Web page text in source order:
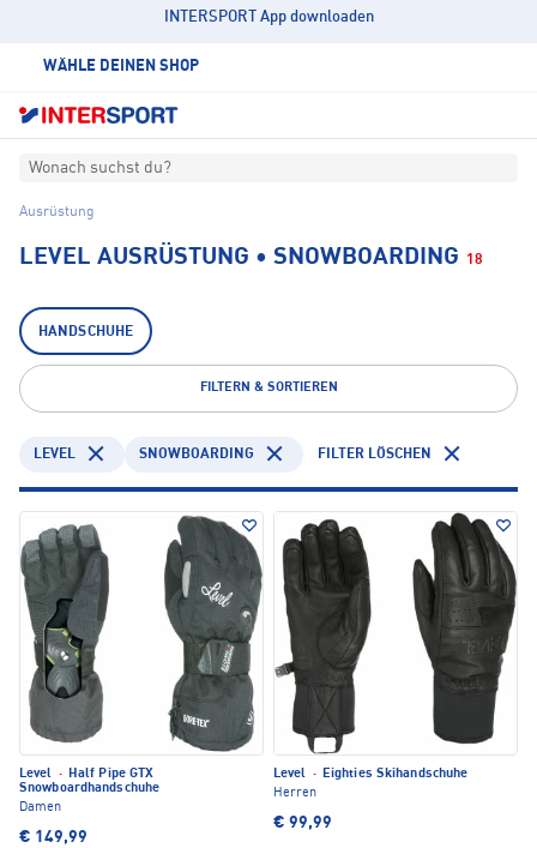
INTERSPORT App downloaden
WÄHLE DEINEN SHOP
Wonach suchst du?
Ausrüstung
LEVEL AUSRÜSTUNG • SNOWBOARDING 18
HANDSCHUHE
FILTERN & SORTIEREN
LEVEL SNOWBOARDING FILTER LÖSCHEN
Level ·
Half Pipe GTX
Snowboardhandschuhe
Damen
€ 149,99
Level ·
Eighties Skihandschuhe
Herren
€ 99,99